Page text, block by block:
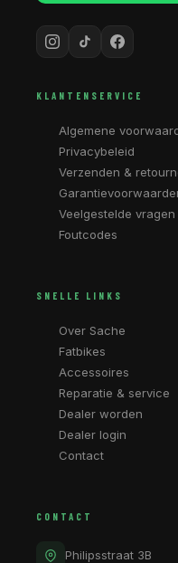
KLANTENSERVICE
Algemene
Privacybeleid
Verzenden &
Veelgestelde vragen
Foutcodes
SNELLE LINKS
Over Sache
Fatbikes
Accessoires
Reparatie & service
Dealer worden
Dealer login
Contact
CONTACT
Philipsstraat 3B